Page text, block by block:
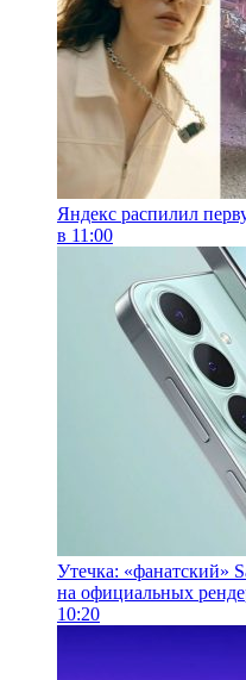
Яндекс распилил
в 11:00
Утечка: «фанатский»
на официальных
10:20